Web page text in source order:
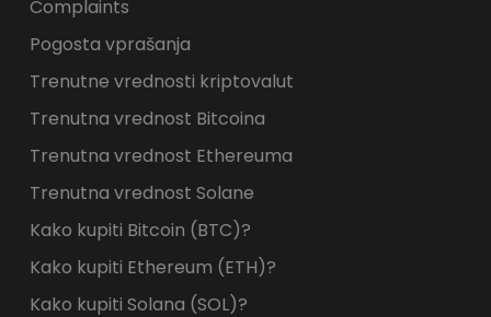
Complaints
Pogosta vprašanja
Trenutne vrednosti kriptovalut
Trenutna vrednost Bitcoina
Trenutna vrednost Ethereuma
Trenutna vrednost Solane
Kako kupiti Bitcoin (BTC)?
Kako kupiti Ethereum (ETH)?
Kako kupiti Solana (SOL)?